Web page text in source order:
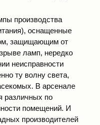
производства
оснащенные
защищающим от
ламп, нередко
неисправности
ту волну света,
В арсенале
различных по
помещений. И
производителей